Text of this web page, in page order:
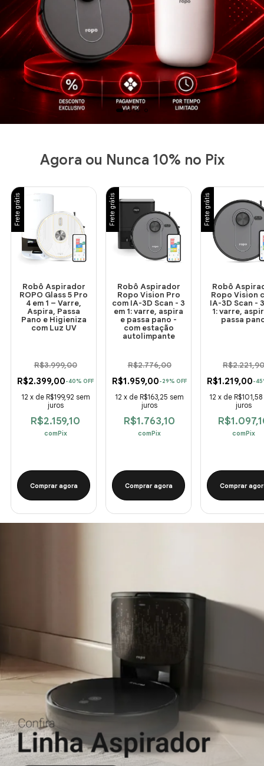
Agora ou Nunca 10% no Pix
Frete grátis
Robô Aspirador
ROPO Glass 5 Pro
4 em 1 – Varre,
Aspira, Passa
Pano e Higieniza
com Luz UV
R$2.399,00-40% OFF
R$3.999,00
R$2.159,10
comPix
12 x de R$199,92 sem
juros
Comprar agora
Frete grátis
Robô Aspirador
Ropo Vision Pro
com IA-3D Scan - 3
em 1: varre, aspira
e passa pano -
com estação
autolimpante
R$1.959,00-29% OFF
R$2.776,00
R$1.763,10
comPix
12 x de R$163,25 sem
juros
Comprar agora
Frete grátis
Robô
Ropo Vision
IA-3D Scan -
1: varre,
passa
R$1.219,00-45
R$2.221,90
comPix
12 x de R$101,58
juros
Comprar